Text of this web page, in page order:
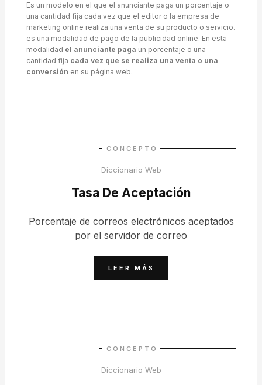
Es un modelo en el que el anunciante paga un porcentaje o
una cantidad fija cada vez que el editor o la empresa de
marketing online realiza una venta de su producto o servicio.
es una modalidad de pago de la publicidad online. En esta
modalidad el anunciante paga un porcentaje o una
cantidad fija cada vez que se realiza una venta o una
conversión en su página web.
CONCEPTO
Diccionario Web
Tasa De Aceptación
Porcentaje de correos electrónicos aceptados
por el servidor de correo
LEER MÁS
CONCEPTO
Diccionario Web